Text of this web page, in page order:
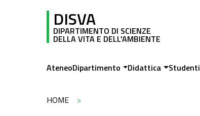
DISVA
DIPARTIMENTO DI SCIENZE
DELLA VITA E DELL'AMBIENTE
Main navigation
AteneoDipartimento Didattica Studenti
Briciole di pane
HOME